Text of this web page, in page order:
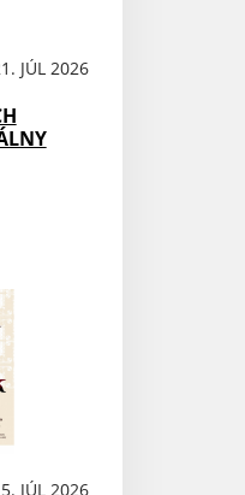
JÚL 2026
JÚL 2026